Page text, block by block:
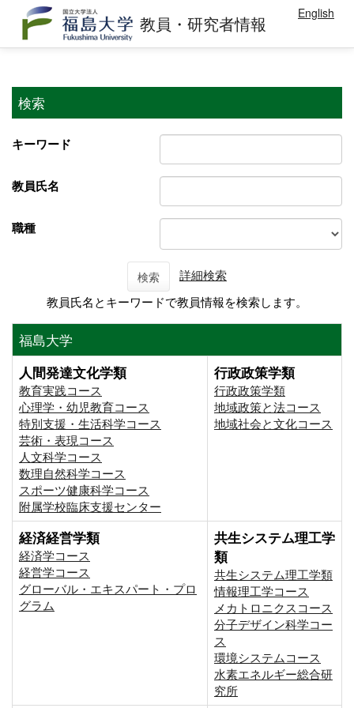
教員・研究者情報 English
検索
キーワード
教員氏名
職種
検索
詳細検索
教員氏名とキーワードで教員情報を検索します。
福島大学
人間発達文化学類
教育実践コース
心理学・幼児教育コース
特別支援・生活科学コース
芸術・表現コース
人文科学コース
数理自然科学コース
スポーツ健康科学コース
附属学校臨床支援センター
行政政策学類
行政政策学類
地域政策と法コース
地域社会と文化コース
経済経営学類
経済学コース
経営学コース
グローバル・エキスパート・プロ
グラム
共生システム理工学
類
共生システム理工学類
情報理工学コース
メカトロニクスコース
分子デザイン科学コー
ス
環境システムコース
⽔素エネルギー総合研
究所